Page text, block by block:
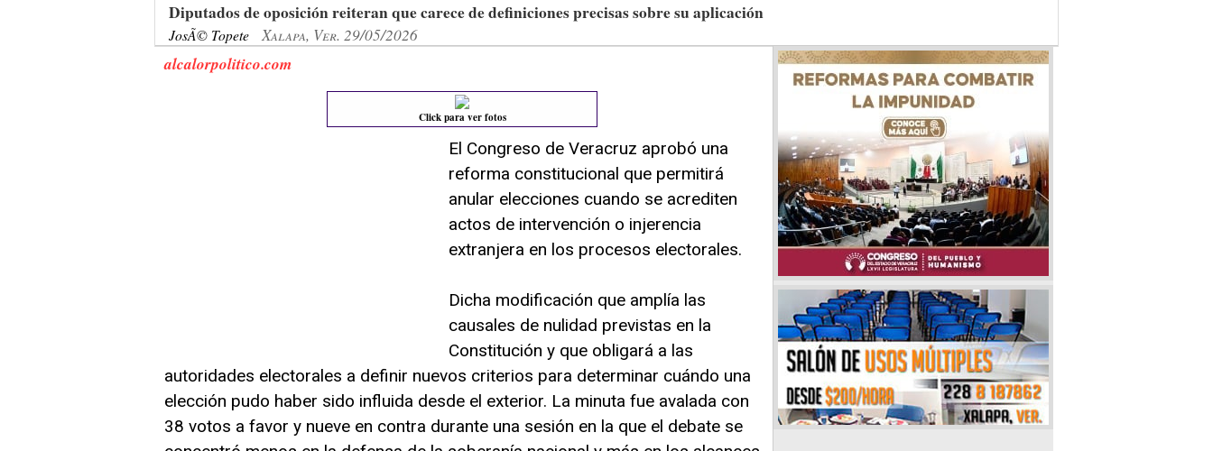
Diputados de oposición reiteran que carece de definiciones precisas sobre su aplicación
JosÃ© Topete Xalapa, Ver. 29/05/2026
alcalorpolitico.com
Click para ver fotos
El Congreso de Veracruz aprobó una
reforma constitucional que permitirá
anular elecciones cuando se acrediten
actos de intervención o injerencia
extranjera en los procesos electorales.
Dicha modificación que amplía las
causales de nulidad previstas en la
Constitución y que obligará a las
autoridades electorales a definir nuevos criterios para determinar cuándo una
elección pudo haber sido influida desde el exterior. La minuta fue avalada con
38 votos a favor y nueve en contra durante una sesión en la que el debate se